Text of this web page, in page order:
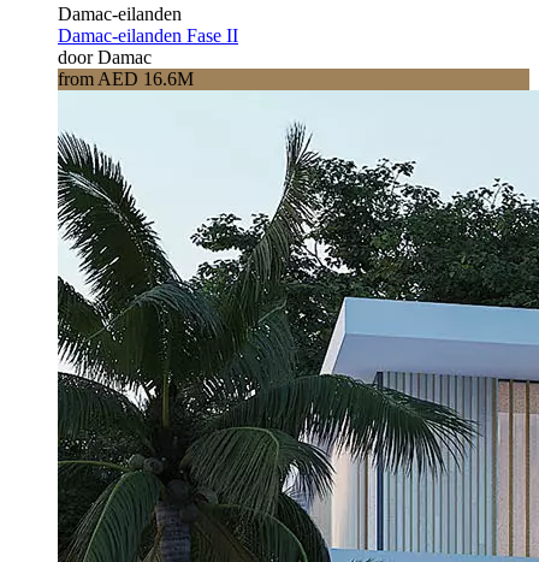
Damac-eilanden
Damac-eilanden Fase II
door Damac
from AED 16.6M